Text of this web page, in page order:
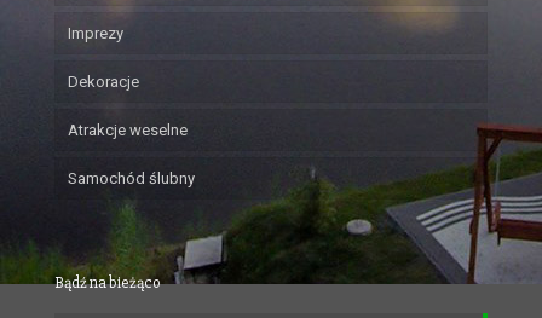
Imprezy
Dekoracje
Atrakcje weselne
Samochód ślubny
Bądź na bieżąco